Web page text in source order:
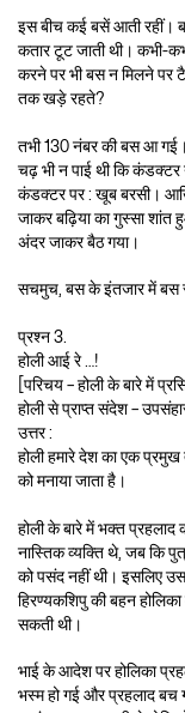
इस बीच कई बसें आती रहीं।
कतार टूट जाती थी। कभी-
करने पर भी बस न मिलने पर
तक खड़े रहते?
तभी 130 नंबर की बस आ
चढ़ भी न पाई थी कि
कंडक्टर पर : खूब बरसी।
जाकर बढ़िया का गुस्सा
अंदर जाकर बैठ गया।
सचमुच, बस के इंतजार में बस
प्रश्न 3.
होली आई रे …!
[परिचय – होली के बारे में
होली से प्राप्त संदेश –
उत्तर :
होली हमारे देश का एक प्रमुख
को मनाया जाता है।
होली के बारे में भक्त
नास्तिक व्यक्ति थे, जब कि
को पसंद नहीं थी। इसलिए
हिरण्यकशिपु की बहन
सकती थी।
भाई के आदेश पर होलिका
भस्म हो गई और प्रहलाद बच